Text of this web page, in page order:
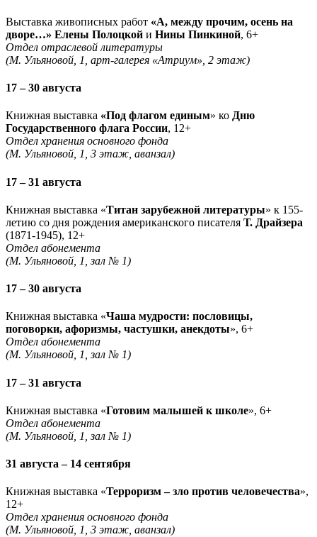
Выставка живописных работ «А, между прочим, осень на
дворе…» Елены Полоцкой и Нины Пинкиной, 6+
Отдел отраслевой литературы
(М. Ульяновой, 1, арт-галерея «Атриум», 2 этаж)
17 – 30 августа
Книжная выставка «Под флагом единым» ко Дню
Государственного флага России, 12+
Отдел хранения основного фонда
(М. Ульяновой, 1, 3 этаж, аванзал)
17 – 31 августа
Книжная выставка «Титан зарубежной литературы» к 155-
летию со дня рождения американского писателя Т. Драйзера
(1871-1945), 12+
Отдел абонемента
(М. Ульяновой, 1, зал № 1)
17 – 30 августа
Книжная выставка «Чаша мудрости: пословицы,
поговорки, афоризмы, частушки, анекдоты», 6+
Отдел абонемента
(М. Ульяновой, 1, зал № 1)
17 – 31 августа
Книжная выставка «Готовим малышей к школе», 6+
Отдел абонемента
(М. Ульяновой, 1, зал № 1)
31 августа – 14 сентября
Книжная выставка «Терроризм – зло против человечества»,
12+
Отдел хранения основного фонда
(М. Ульяновой, 1, 3 этаж, аванзал)